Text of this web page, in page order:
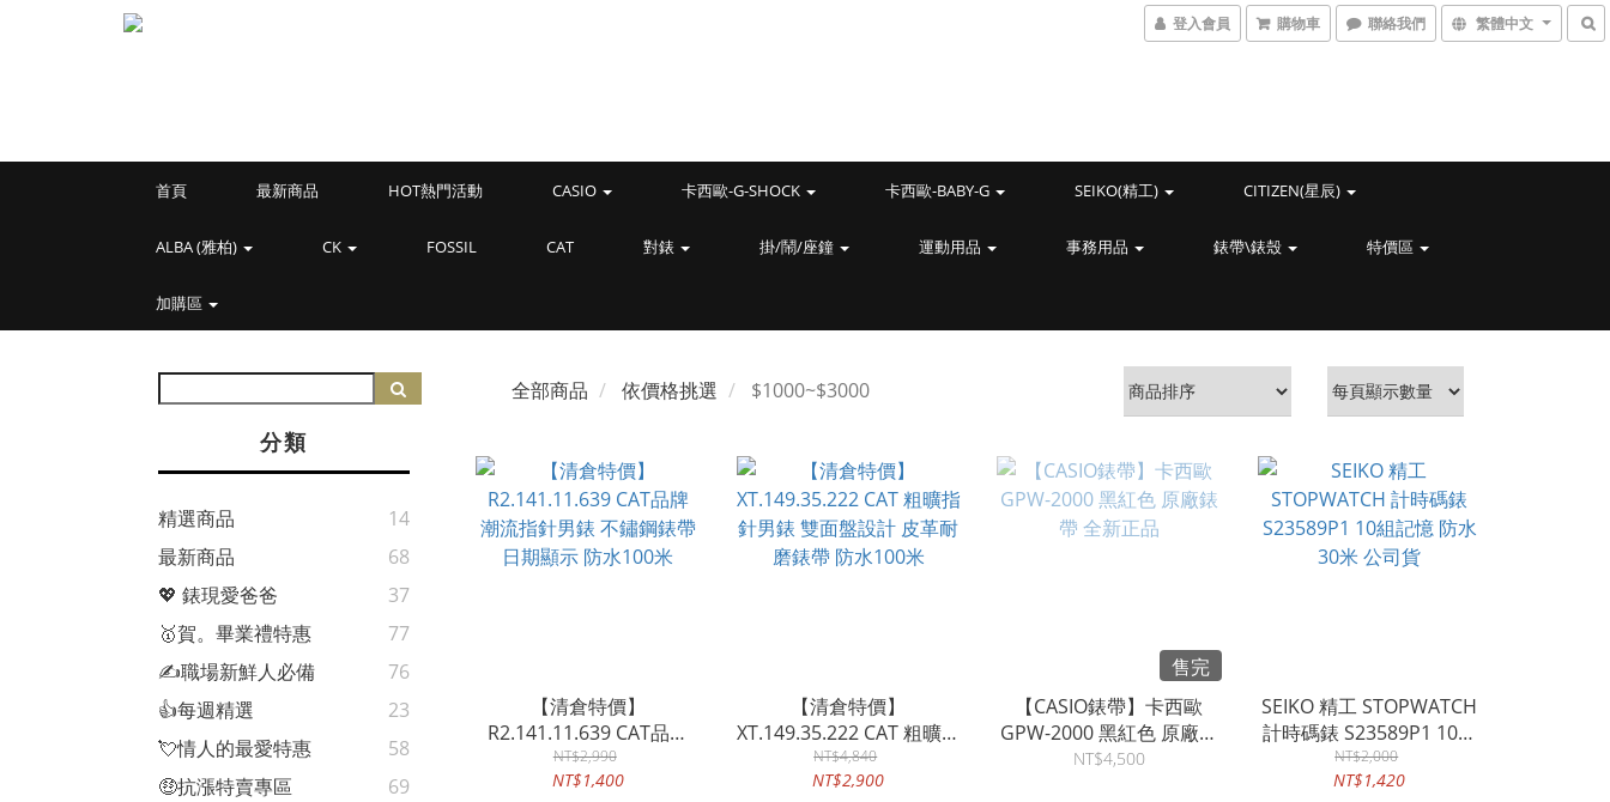
登入會員 購物車 聯絡我們 繁體中文
首頁 最新商品 HOT熱門活動 CASIO 卡西歐-G-SHOCK 卡西歐-BABY-G SEIKO(精工) CITIZEN(星辰)
ALBA (雅柏) CK FOSSIL CAT 對錶 掛/鬧/座鐘 運動用品 事務用品 錶帶\錶殼 特價區
加購區
分類
精選商品
14
最新商品
68
💖 錶現愛爸爸
37
🥇賀。畢業禮特惠
77
✍️職場新鮮人必備
76
👍每週精選
23
💘情人的最愛特惠
58
🤑抗漲特賣專區
69
全部商品 依價格挑選 $1000~$3000
【清倉特價】
R2.141.11.639 CAT品牌
潮流指針男錶 不鏽鋼錶帶
日期顯示 防水100米
NT$2,990
NT$1,400
【清倉特價】
XT.149.35.222 CAT 粗曠指
針男錶 雙面盤設計 皮革耐
磨錶帶 防水100米
NT$4,840
NT$2,900
售完
【CASIO錶帶】卡西歐
GPW-2000 黑紅色 原廠錶
帶 全新正品
NT$4,500
SEIKO 精工 STOPWATCH
計時碼錶 S23589P1 10組
記憶 防水30米 公司貨
NT$2,000
NT$1,420